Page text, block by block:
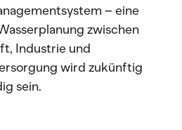
– eine
zwischen
Industrie und
wird zukünftig
sein.